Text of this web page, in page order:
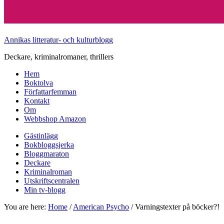
Annikas litteratur- och kulturblogg
Deckare, kriminalromaner, thrillers
Hem
Boktolva
Författarfemman
Kontakt
Om
Webbshop Amazon
Gästinlägg
Bokbloggsjerka
Bloggmaraton
Deckare
Kriminalroman
Utskriftscentralen
Min tv-blogg
You are here: Home / American Psycho /Varningstexter på böcker?!